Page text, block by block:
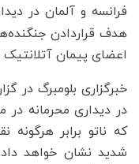
فرانسه و آلمان در
هدف قراردادن
اعضای پیمان آتلانتیک
خبرگزاری بلومبرگ در
در دیداری محرمانه
که ناتو برابر
شدید نشان خواهد